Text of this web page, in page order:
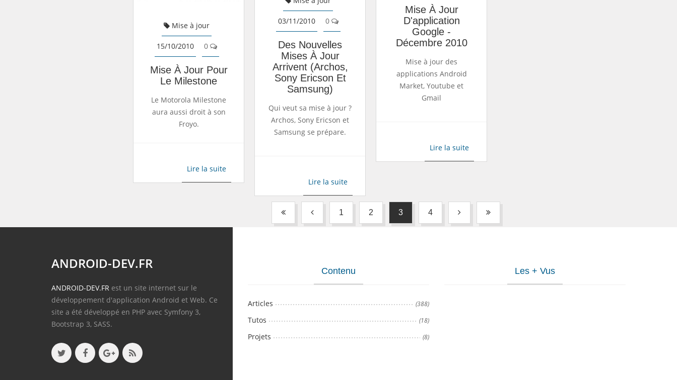
Mise À Jour
D'application
Google -
Décembre 2010
Mise à jour des
applications Android
Market, Youtube et
Gmail
Lire la suite
03/11/2010 0
Des Nouvelles
Mises À Jour
Arrivent (Archos,
Sony Ericson Et
Samsung)
Qui veut sa mise à jour ?
Archos, Sony Ericson et
Samsung se prépare.
Lire la suite
Mise à jour
15/10/2010 0
Mise À Jour Pour
Le Milestone
Le Motorola Milestone
aura aussi droit à son
Froyo.
Lire la suite
1 2 3 4
ANDROID-DEV.FR
ANDROID-DEV.FR est un site internet sur le
développement d'application Android et Web. Ce
site a été développé en PHP avec Symfony 3,
Bootstrap 3, SASS.
Contenu
Articles (388)
Tutos (18)
Projets (8)
Les + Vus